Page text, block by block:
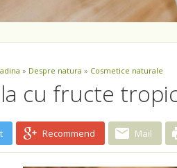
» Despre natura » Cosmetice naturale
cu fructe
Recommend Mail